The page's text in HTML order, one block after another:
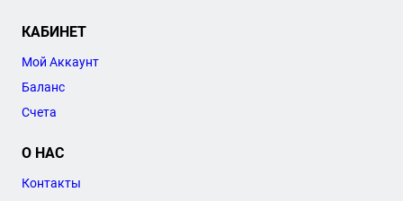
КАБИНЕТ
Мой Аккаунт
Баланс
Счета
О НАС
Контакты